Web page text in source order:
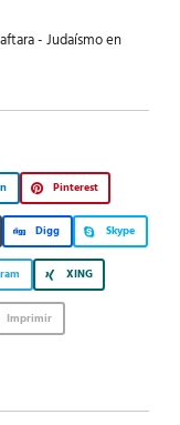
- Judaísmo en
Pinterest
Digg Skype
XING
Imprimir